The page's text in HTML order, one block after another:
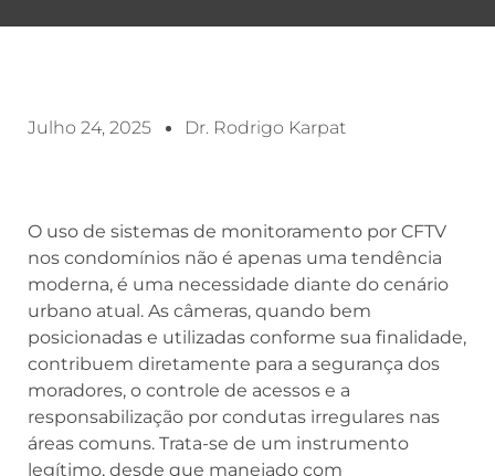
Julho 24, 2025 Dr. Rodrigo Karpat
O uso de sistemas de monitoramento por CFTV
nos condomínios não é apenas uma tendência
moderna, é uma necessidade diante do cenário
urbano atual. As câmeras, quando bem
posicionadas e utilizadas conforme sua finalidade,
contribuem diretamente para a segurança dos
moradores, o controle de acessos e a
responsabilização por condutas irregulares nas
áreas comuns. Trata-se de um instrumento
legítimo, desde que manejado com